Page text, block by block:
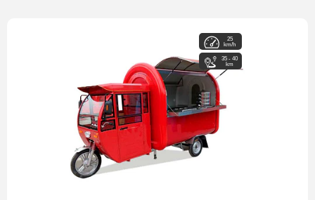
25
km/h
35 - 40
km